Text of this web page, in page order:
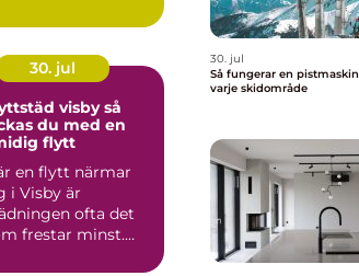
t...
30. jul
visby så
du med en
flytt
en flytt närmar
i Visby är
ofta det
frestar minst.
30. jul
Så fungerar en pistmaskin hjärtat i
varje skidområde